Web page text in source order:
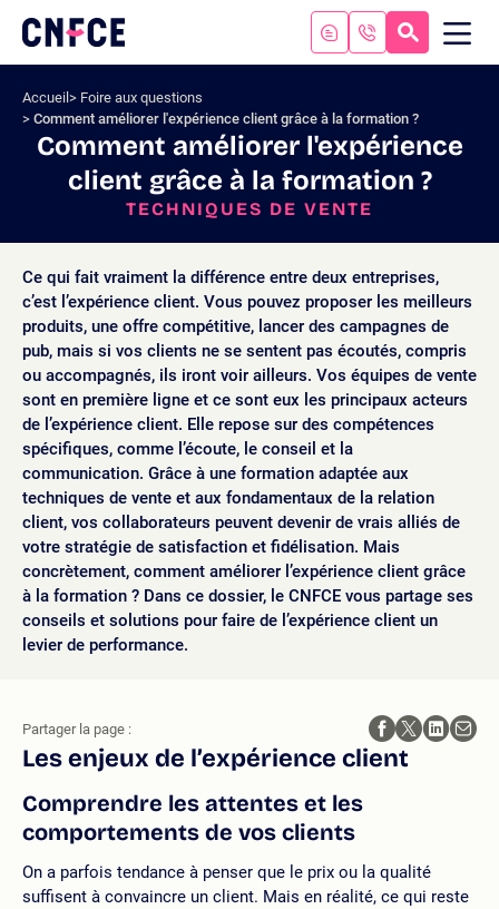
contenu
menu
Logo
site
Accueil
Foire aux questions
Comment améliorer l'expérience client grâce à la formation ?
Comment améliorer l'expérience
client grâce à la formation ?
TECHNIQUES DE VENTE
Ce qui fait vraiment la différence entre deux entreprises,
c’est l’expérience client. Vous pouvez proposer les meilleurs
produits, une offre compétitive, lancer des campagnes de
pub, mais si vos clients ne se sentent pas écoutés, compris
ou accompagnés, ils iront voir ailleurs. Vos équipes de vente
sont en première ligne et ce sont eux les principaux acteurs
de l’expérience client. Elle repose sur des compétences
spécifiques, comme l’écoute, le conseil et la
communication. Grâce à une formation adaptée aux
techniques de vente et aux fondamentaux de la relation
client, vos collaborateurs peuvent devenir de vrais alliés de
votre stratégie de satisfaction et fidélisation. Mais
concrètement, comment améliorer l’expérience client grâce
à la formation ? Dans ce dossier, le CNFCE vous partage ses
conseils et solutions pour faire de l’expérience client un
levier de performance.
Les enjeux de l’expérience client
Comprendre les attentes et les
comportements de vos clients
On a parfois tendance à penser que le prix ou la qualité
suffisent à convaincre un client. Mais en réalité, ce qui reste
Partager la page :